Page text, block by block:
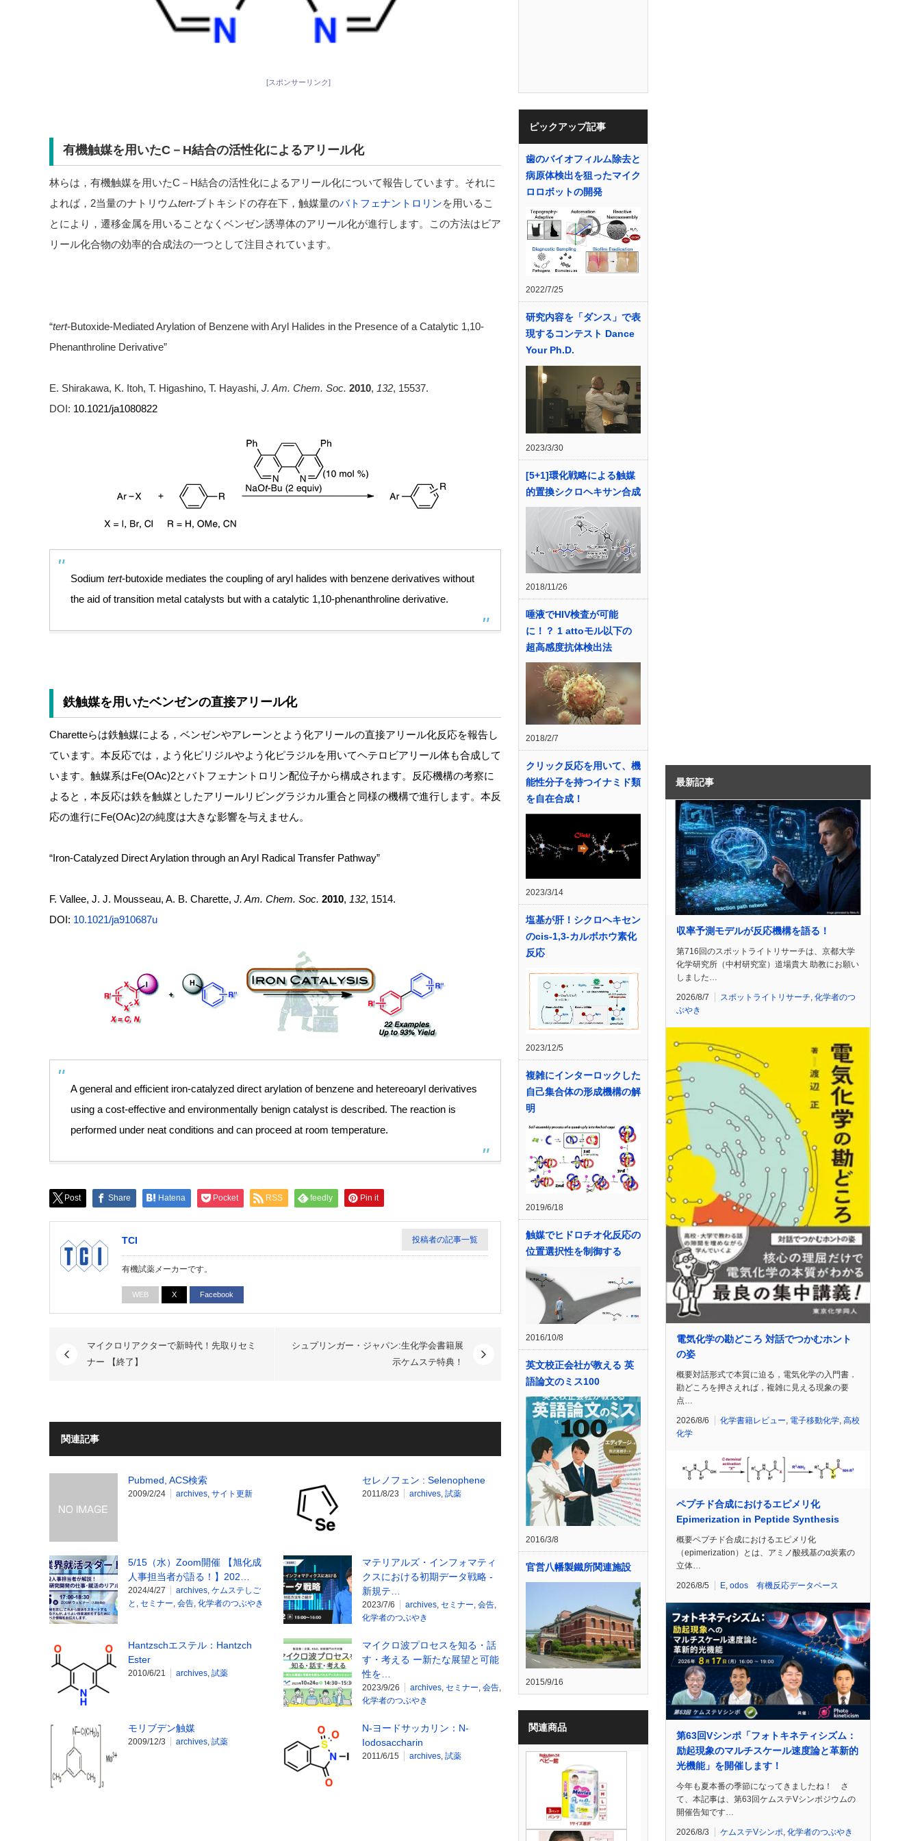
[スポンサーリンク]
有機触媒を用いたC－H結合の活性化によるアリール化
林らは，有機触媒を用いたC－H結合の活性化によるアリール化について報告しています。それに
よれば，2当量のナトリウムtert-ブトキシドの存在下，触媒量のバトフェナントロリンを用いるこ
とにより，遷移金属を用いることなくベンゼン誘導体のアリール化が進行します。この方法はビア
リール化合物の効率的合成法の一つとして注目されています。
“tert-Butoxide-Mediated Arylation of Benzene with Aryl Halides in the Presence of a Catalytic 1,10-
Phenanthroline Derivative”
E. Shirakawa, K. Itoh, T. Higashino, T. Hayashi, J. Am. Chem. Soc. 2010, 132, 15537.
DOI: 10.1021/ja1080822
Sodium tert-butoxide mediates the coupling of aryl halides with benzene derivatives without
the aid of transition metal catalysts but with a catalytic 1,10-phenanthroline derivative.
鉄触媒を用いたベンゼンの直接アリール化
Charetteらは鉄触媒による，ベンゼンやアレーンとよう化アリールの直接アリール化反応を報告し
ています。本反応では，よう化ピリジルやよう化ピラジルを用いてヘテロビアリール体も合成して
います。触媒系はFe(OAc)2とバトフェナントロリン配位子から構成されます。反応機構の考察に
よると，本反応は鉄を触媒としたアリールリビングラジカル重合と同様の機構で進行します。本反
応の進行にFe(OAc)2の純度は大きな影響を与えません。
“Iron-Catalyzed Direct Arylation through an Aryl Radical Transfer Pathway”
F. Vallee, J. J. Mousseau, A. B. Charette, J. Am. Chem. Soc. 2010, 132, 1514.
DOI: 10.1021/ja910687u
A general and efficient iron-catalyzed direct arylation of benzene and hetereoaryl derivatives
using a cost-effective and environmentally benign catalyst is described. The reaction is
performed under neat conditions and can proceed at room temperature.
Post Share Hatena Pocket RSS feedly Pin it
TCI 投稿者の記事一覧
有機試薬メーカーです。
WEB X Facebook
マイクロリアクターで新時代！先取りセミ
ナー 【終了】
シュプリンガー・ジャパン:生化学会書籍展
示ケムステ特典！
関連記事
Pubmed, ACS検索
2009/2/24 archives, サイト更新
セレノフェン : Selenophene
2011/8/23 archives, 試薬
5/15（水）Zoom開催 【旭化成
人事担当者が語る！】202…
2024/4/27 archives, ケムステしご
と , セミナー, 会告, 化学者のつぶやき
マテリアルズ・インフォマティ
クスにおける初期データ戦略 -
新規テ…
2023/7/6 archives, セミナー, 会告,
化学者のつぶやき
Hantzschエステル：Hantzch
Ester
2010/6/21 archives, 試薬
マイクロ波プロセスを知る・話
す・考える ー新たな展望と可能
性を…
2023/9/26 archives, セミナー, 会告,
化学者のつぶやき
モリブデン触媒
2009/12/3 archives, 試薬
N-ヨードサッカリン：N-
Iodosaccharin
2011/6/15 archives, 試薬
ピックアップ記事
歯のバイオフィルム除去と
病原体検出を狙ったマイク
ロロボットの開発
2022/7/25
研究内容を「ダンス」で表
現するコンテスト Dance
Your Ph.D.
2023/3/30
[5+1]環化戦略による触媒
的置換シクロヘキサン合成
2018/11/26
唾液でHIV検査が可能
に！？ 1 attoモル以下の
超高感度抗体検出法
2018/2/7
クリック反応を用いて、機
能性分子を持つイナミド類
を自在合成！
2023/3/14
塩基が肝！シクロヘキセン
のcis-1,3-カルボホウ素化
反応
2023/12/5
複雑にインターロックした
自己集合体の形成機構の解
明
2019/6/18
触媒でヒドロチオ化反応の
位置選択性を制御する
2016/10/8
英文校正会社が教える 英
語論文のミス100
2016/3/8
官営八幡製鐵所関連施設
2015/9/16
関連商品
最新記事
収率予測モデルが反応機構を語る！
第716回のスポットライトリサーチは、京都大学
化学研究所（中村研究室）道場貴大 助教にお願い
しました…
2026/8/7 スポットライトリサーチ 化学者のつ
ぶやき
電気化学の勘どころ 対話でつかむホント
の姿
概要対話形式で本質に迫る，電気化学の入門書．
勘どころを押さえれば，複雑に見える現象の要
点…
2026/8/6 化学書籍レビュー 電子移動化学 高校
化学
ペプチド合成におけるエピメリ化
Epimerization in Peptide Synthesis
概要ペプチド合成におけるエピメリ化
（epimerization）とは、アミノ酸残基のα炭素の
立体…
2026/8/5 E odos 有機反応データベース
第63回Vシンポ「フォトキネティシズム：
励起現象のマルチスケール速度論と革新的
光機能」を開催します！
今年も夏本番の季節になってきましたね！ さ
て、本記事は、第63回ケムステVシンポジウムの
開催告知です…
2026/8/3 ケムステVシンポ, 化学者のつぶやき